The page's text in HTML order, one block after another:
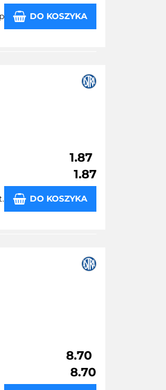
DO KOSZYKA
1.87
1.87
DO KOSZYKA
8.70
8.70